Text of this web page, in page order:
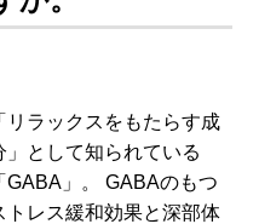
リラックスをもたらす成
」として知られている
GABA」。 GABAのもつ
トレス緩和効果と深部体